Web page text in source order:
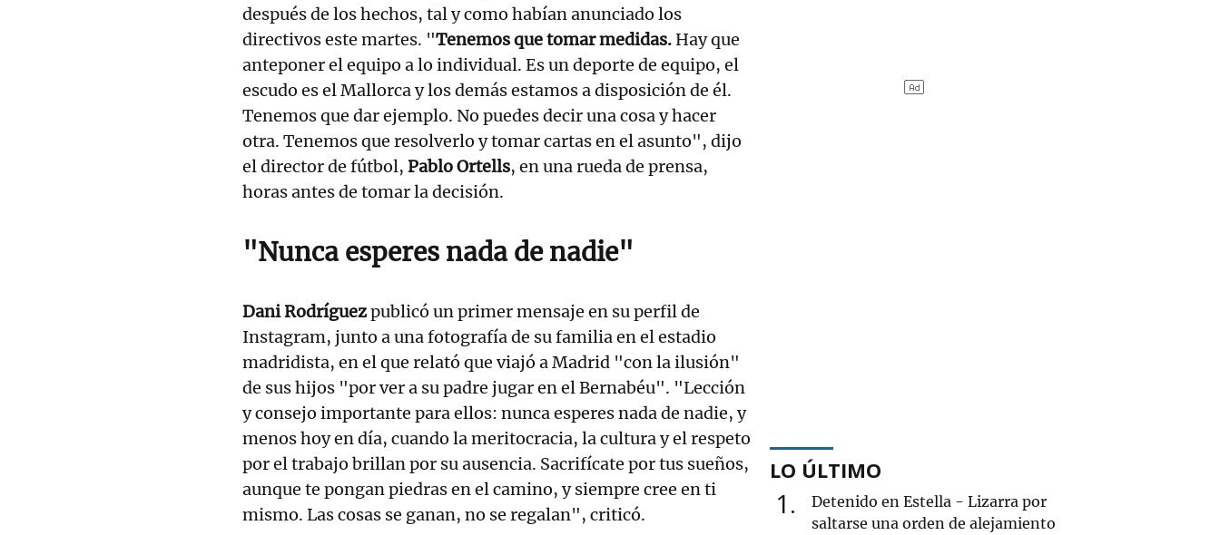
después de los hechos, tal y como habían anunciado los
directivos este martes. "Tenemos que tomar medidas. Hay que
anteponer el equipo a lo individual. Es un deporte de equipo, el
escudo es el Mallorca y los demás estamos a disposición de él.
Tenemos que dar ejemplo. No puedes decir una cosa y hacer
otra. Tenemos que resolverlo y tomar cartas en el asunto", dijo
el director de fútbol, Pablo Ortells, en una rueda de prensa,
horas antes de tomar la decisión.
"Nunca esperes nada de nadie"
Dani Rodríguezpublicó un primer mensaje en su perfil de
Instagram, junto a una fotografía de su familia en el estadio
madridista, en el que relató que viajó a Madrid "con la ilusión"
de sus hijos "por ver a su padre jugar en el Bernabéu". "Lección
y consejo importante para ellos: nunca esperes nada de nadie, y
menos hoy en día, cuando la meritocracia, la cultura y el respeto
por el trabajo brillan por su ausencia. Sacrifícate por tus sueños,
aunque te pongan piedras en el camino, y siempre cree en ti
mismo. Las cosas se ganan, no se regalan", criticó.
LO ÚLTIMO
1
Detenido en Estella - Lizarra por
saltarse una orden de alejamiento